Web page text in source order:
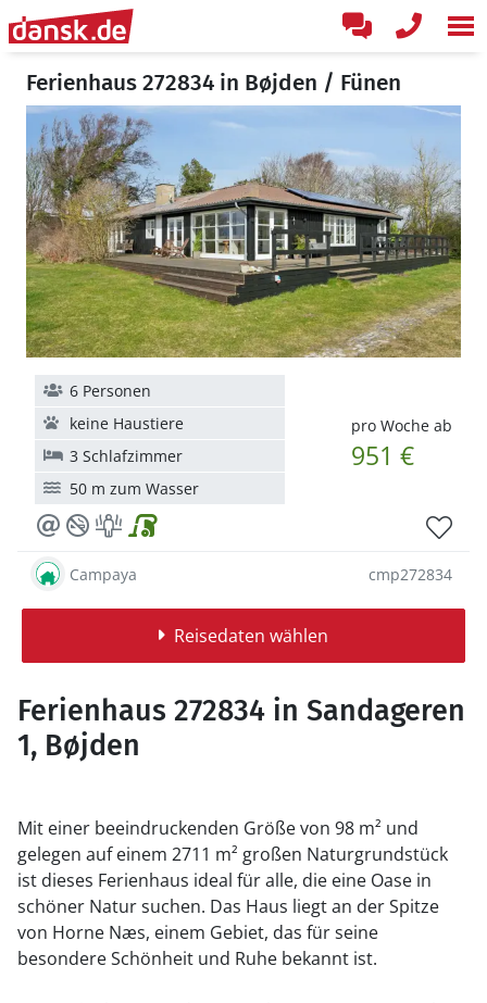
Ferienhaus 272834 in Bøjden / Fünen
pro Woche ab
951 €
6 Personen
keine Haustiere
3 Schlafzimmer
50 m zum Wasser
Campaya cmp272834
Reisedaten wählen
Ferienhaus 272834 in Sandageren
1, Bøjden
Mit einer beeindruckenden Größe von 98 m² und
gelegen auf einem 2711 m² großen Naturgrundstück
ist dieses Ferienhaus ideal für alle, die eine Oase in
schöner Natur suchen. Das Haus liegt an der Spitze
von Horne Næs, einem Gebiet, das für seine
besondere Schönheit und Ruhe bekannt ist.